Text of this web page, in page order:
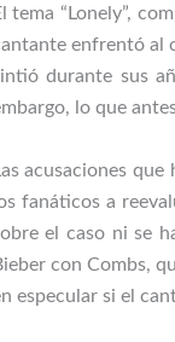
tema “Lonely”,
enfrentó al
durante sus
lo que
acusaciones
fanáticos a
el caso ni se
con Combs,
especular si el